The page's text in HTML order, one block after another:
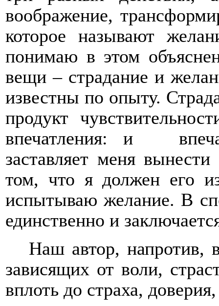
воображение,
которое называют
понимаю в этом
вещи – страдание и
известны по опыту.
продукт
впечатления: и
заставляет меня
том, что я должен его
испытываю желание. В
единственно и
Наш автор, напротив,
зависящих от воли,
вплоть до страха,